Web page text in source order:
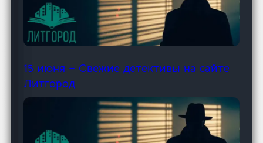
15 июня – Свежие детективы на сайте
Литгород